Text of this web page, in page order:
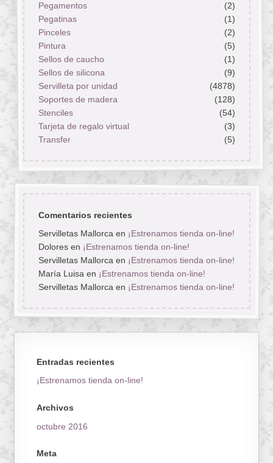
Pegamentos
(2)
Pegatinas
(1)
Pinceles
(2)
Pintura
(5)
Sellos de caucho
(1)
Sellos de silicona
(9)
Servilleta por unidad
(4878)
Soportes de madera
(128)
Stenciles
(54)
Tarjeta de regalo virtual
(3)
Transfer
(5)
Comentarios recientes
Servilletas Mallorcaen ¡Estrenamos tienda on-line!
Doloresen ¡Estrenamos tienda on-line!
Servilletas Mallorcaen ¡Estrenamos tienda on-line!
María Luisaen ¡Estrenamos tienda on-line!
Servilletas Mallorcaen ¡Estrenamos tienda on-line!
Entradas recientes
¡Estrenamos tienda on-line!
Archivos
octubre 2016
Meta